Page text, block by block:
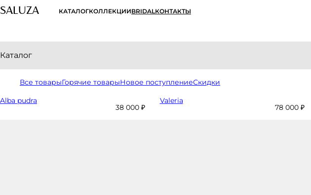
КАТАЛОГКОЛЛЕКЦИИBRIDALКОНТАКТЫ
SALUZA
Каталог
Все товарыГорячие товарыНовое поступлениеСкидки
Alba pudra
38 000 ₽
Valeria
78 000 ₽